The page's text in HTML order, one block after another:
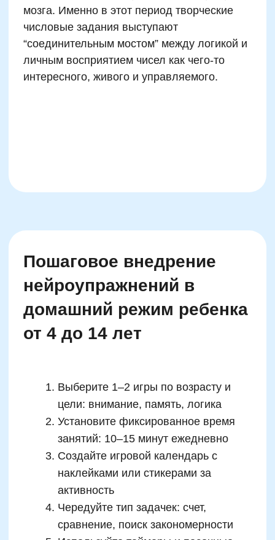
Возрастные особенности
развития мозга и выбор
подходящих нейроигр
эффективность нейроигр напрямую зависит
базовое понятие количества. Для этого
пару» по числовым признакам.
У детей 7–10 лет формируется обобщенное
логико-операциональное мышление. Они
начинают понимать закономерности, ритм,
повторяющиеся шаблоны. Это идеальное
время для освоения структурированных
нейроигр: числовые последовательности,
максимизировать задействование лобных
долей, которые отвечают за самоконтроль и
короткими, но регулярными — чтобы
закреплялась способность к длительной
концентрации.
С 11 до 14 лет вступает в активный рост
префронтальная кора — зона, которой
критический анализ, поиск ошибок,
альтернатива. Это начало формирования
взрослого когнитивного мышления. Поэтому